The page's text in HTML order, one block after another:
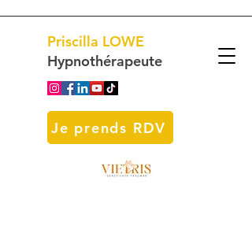
Priscilla LOWE
Hypnothérapeute
Je prends RDV